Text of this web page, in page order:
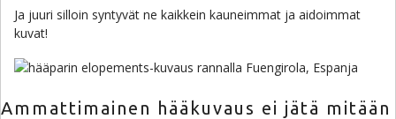
Ja juuri silloin syntyvät ne kaikkein kauneimmat ja aidoimmat
kuvat!
Ammattimainen hääkuvaus ei jätä mitään